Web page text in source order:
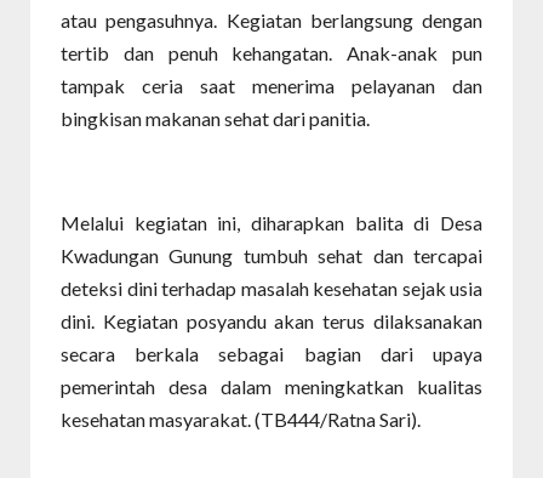
atau pengasuhnya. Kegiatan berlangsung dengan
tertib dan penuh kehangatan. Anak-anak pun
tampak ceria saat menerima pelayanan dan
bingkisan makanan sehat dari panitia.
Melalui kegiatan ini, diharapkan balita di Desa
Kwadungan Gunung tumbuh sehat dan tercapai
deteksi dini terhadap masalah kesehatan sejak usia
dini. Kegiatan posyandu akan terus dilaksanakan
secara berkala sebagai bagian dari upaya
pemerintah desa dalam meningkatkan kualitas
kesehatan masyarakat. (TB444/Ratna Sari).